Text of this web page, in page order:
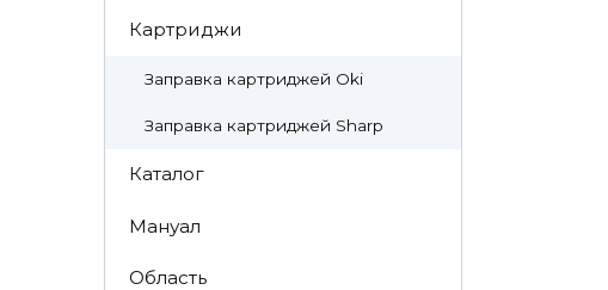
Картриджи
Заправка картриджей Oki
Заправка картриджей Sharp
Каталог
Мануал
Область